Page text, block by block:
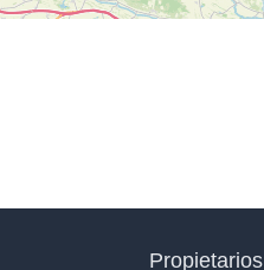
Propietarios